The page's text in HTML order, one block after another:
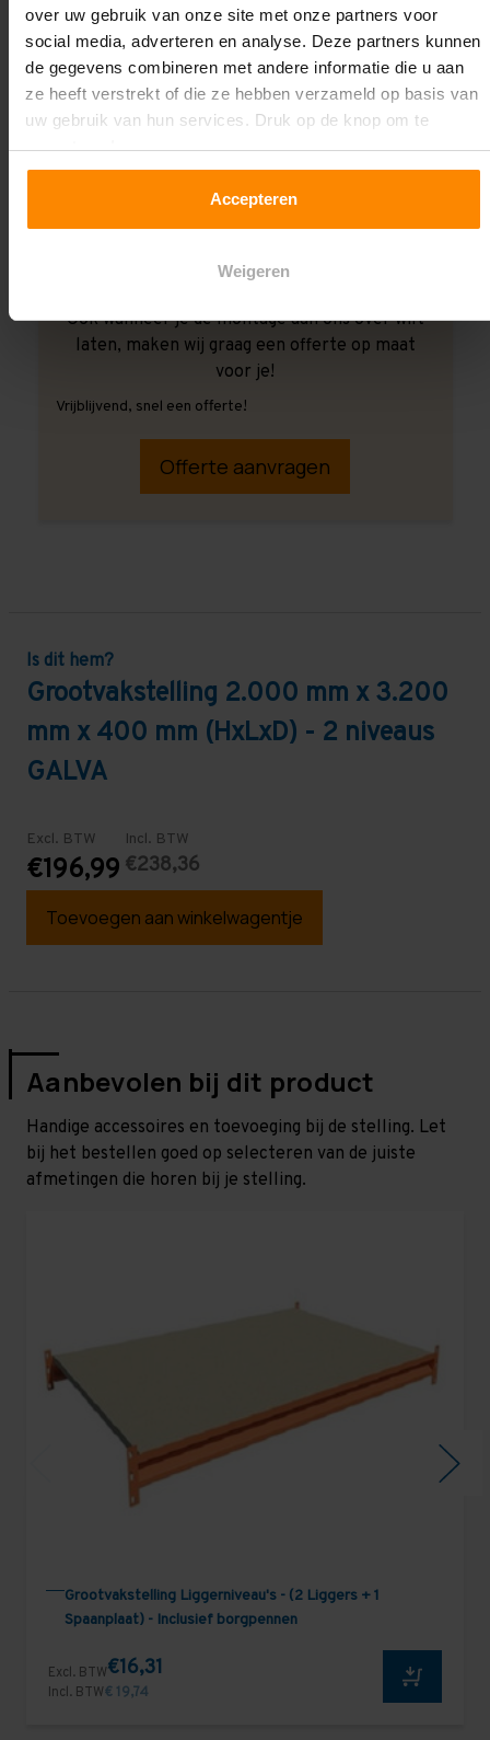
over uw gebruik van onze site met onze partners voor
social media, adverteren en analyse. Deze partners kunnen
de gegevens combineren met andere informatie die u aan
ze heeft verstrekt of die ze hebben verzameld op basis van
uw gebruik van hun services. Druk op de knop om te
accepteren!
Accepteren
Weigeren
Ook wanneer je de montage aan ons over wilt
laten, maken wij graag een offerte op maat
voor je!
Vrijblijvend, snel een offerte!
Offerte aanvragen
Is dit hem?
Grootvakstelling 2.000 mm x 3.200
mm x 400 mm (HxLxD) - 2 niveaus
GALVA
Excl. BTW
€196,99
Incl. BTW
€238,36
Toevoegen aan winkelwagentje
Aanbevolen bij dit product
Handige accessoires en toevoeging bij de stelling. Let
bij het bestellen goed op selecteren van de juiste
afmetingen die horen bij je stelling.
Grootvakstelling Liggerniveau's - (2 Liggers + 1
Spaanplaat) - Inclusief borgpennen
Excl. BTW€16,31
Incl. BTW€ 19,74